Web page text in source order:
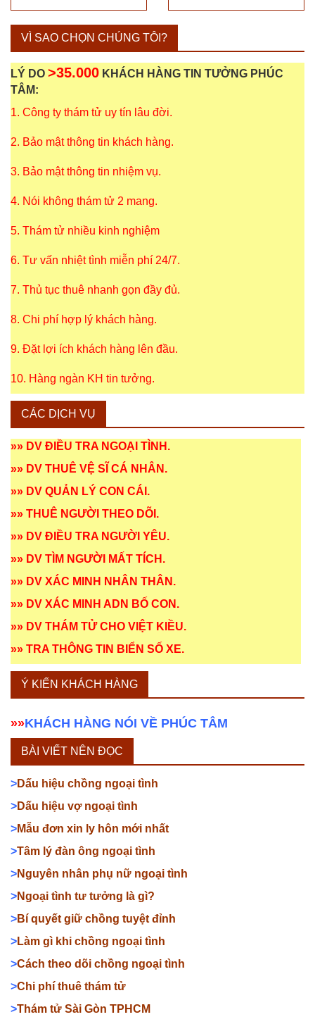
VÌ SAO CHỌN CHÚNG TÔI?
LÝ DO >35.000 KHÁCH HÀNG TIN TƯỞNG PHÚC
TÂM:
1. Công ty thám tử uy tín lâu đời.
2. Bảo mật thông tin khách hàng.
3. Bảo mật thông tin nhiệm vụ.
4. Nói không thám tử 2 mang.
5. Thám tử nhiều kinh nghiệm
6. Tư vấn nhiệt tình miễn phí 24/7.
7. Thủ tục thuê nhanh gọn đầy đủ.
8. Chi phí hợp lý khách hàng.
9. Đặt lợi ích khách hàng lên đầu.
10. Hàng ngàn KH tin tưởng.
CÁC DỊCH VỤ
»» DV ĐIỀU TRA NGOẠI TÌNH .
»» DV THUÊ VỆ SĨ CÁ NHÂN .
»» DV QUẢN LÝ CON CÁI .
»» THUÊ NGƯỜI THEO DÕI .
»» DV ĐIỀU TRA NGƯỜI YÊU.
»» DV TÌM NGƯỜI MẤT TÍCH .
»» DV XÁC MINH NHÂN THÂN .
»» DV XÁC MINH ADN BỐ CON .
»» DV THÁM TỬ CHO VIỆT KIỀU.
»» TRA THÔNG TIN BIỂN SỐ XE.
Ý KIẾN KHÁCH HÀNG
»»KHÁCH HÀNG NÓI VỀ PHÚC TÂM
BÀI VIẾT NÊN ĐỌC
>Dấu hiệu chồng ngoại tình
>Dấu hiệu vợ ngoại tình
>Mẫu đơn xin ly hôn mới nhất
>Tâm lý đàn ông ngoại tình
>Nguyên nhân phụ nữ ngoại tình
>Ngoại tình tư tưởng là gì?
>Bí quyết giữ chồng tuyệt đỉnh
>Làm gì khi chồng ngoại tình
>Cách theo dõi chồng ngoại tình
>Chi phí thuê thám tử
>Thám tử Sài Gòn TPHCM